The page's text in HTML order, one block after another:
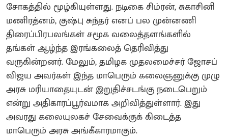
சோகத்தில் மூழ்கியுள்ளது. நடிகை சிம்ரன், சுகாசினி
மணிரத்னம், குஷ்பு சுந்தர் எனப் பல முன்னணி
திரைப்பிரபலங்கள் சமூக வலைத்தளங்களில்
தங்கள் ஆழ்ந்த இரங்கலைத் தெரிவித்து
வருகின்றனர். மேலும், தமிழக முதலமைச்சர் ஜோசப்
விஜய அவர்கள் இந்த மாபெரும் கலைஞனுக்கு முழு
அரசு மரியாதையுடன் இறுதிச்சடங்கு நடைபெறும்
என்று அதிகாரப்பூர்வமாக அறிவித்துள்ளார். இது
அவரது கலையுலகச் சேவைக்குக் கிடைத்த
மாபெரும் அரசு அங்கீகாரமாகும்.